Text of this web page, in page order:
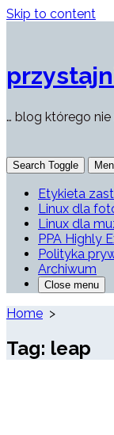
Skip to content
… blog którego
Search Toggle
Etykieta
Linux dla
Linux dla
PPA Highly
Polityka
Archiwum
Close menu
Home >
Tag: leap